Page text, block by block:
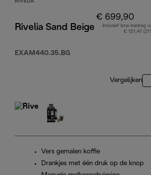
prijs € 799,90
RIVELIA
Rivelia Sand Beige
EXAM440.35.BG
€ 699,90
Inclusief btw-bedrag
€ 121,47
Vergelijken
Vers gemalen koffie
Drankjes met één druk op de knop